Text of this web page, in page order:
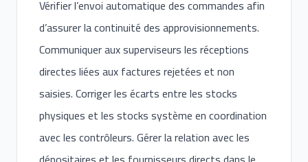
Vérifier l’envoi automatique des commandes afin
d’assurer la continuité des approvisionnements.
Communiquer aux superviseurs les réceptions
directes liées aux factures rejetées et non
saisies. Corriger les écarts entre les stocks
physiques et les stocks système en coordination
avec les contrôleurs. Gérer la relation avec les